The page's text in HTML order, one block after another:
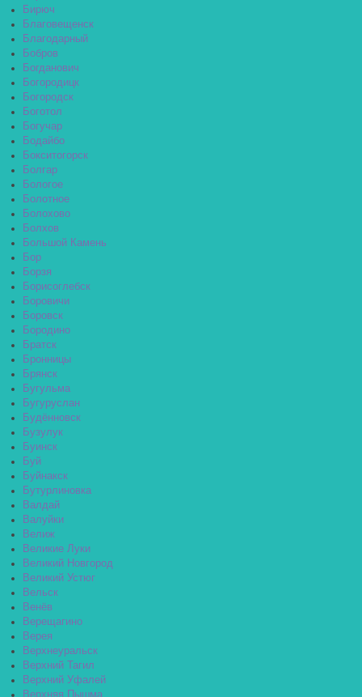
Бирюч
Благовещенск
Благодарный
Бобров
Богданович
Богородицк
Богородск
Боготол
Богучар
Бодайбо
Бокситогорск
Болгар
Бологое
Болотное
Болохово
Болхов
Большой Камень
Бор
Борзя
Борисоглебск
Боровичи
Боровск
Бородино
Братск
Бронницы
Брянск
Бугульма
Бугуруслан
Будённовск
Бузулук
Буинск
Буй
Буйнакск
Бутурлиновка
Валдай
Валуйки
Велиж
Великие Луки
Великий Новгород
Великий Устюг
Вельск
Венёв
Верещагино
Верея
Верхнеуральск
Верхний Тагил
Верхний Уфалей
Верхняя Пышма